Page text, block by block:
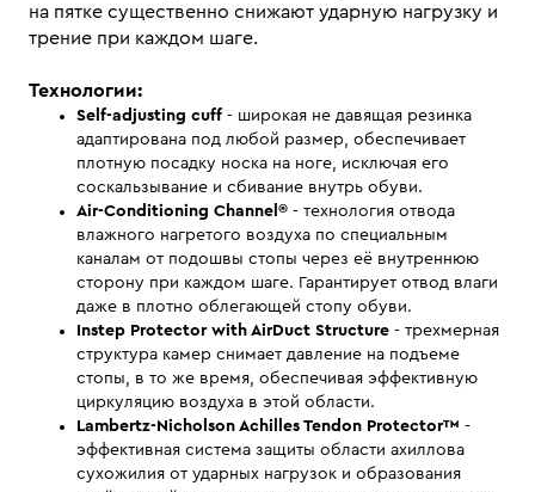
на пятке существенно снижают ударную нагрузку и
трение при каждом шаге.
Технологии:
Self-adjusting cuff - широкая не давящая резинка
адаптирована под любой размер, обеспечивает
плотную посадку носка на ноге, исключая его
соскальзывание и сбивание внутрь обуви.
Air-Conditioning Channel® - технология отвода
влажного нагретого воздуха по специальным
каналам от подошвы стопы через её внутреннюю
сторону при каждом шаге. Гарантирует отвод влаги
даже в плотно облегающей стопу обуви.
Instep Protector with AirDuct Structure - трехмерная
структура камер снимает давление на подъеме
стопы, в то же время, обеспечивая эффективную
циркуляцию воздуха в этой области.
Lambertz-Nicholson Achilles Tendon Protector™ -
эффективная система защиты области ахиллова
сухожилия от ударных нагрузок и образования